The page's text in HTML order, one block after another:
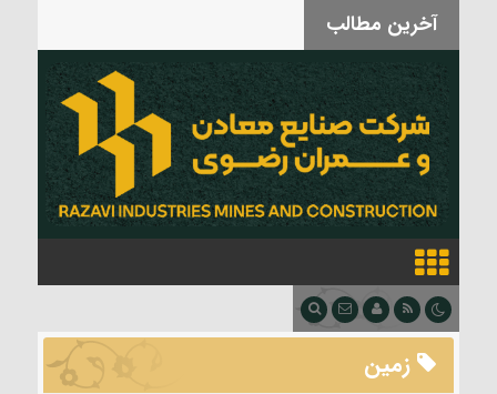
آخرین مطالب
بدرقه آقای شهید
زمین